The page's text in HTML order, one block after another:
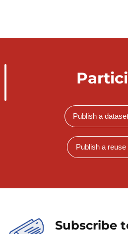
Publish a dataset
Publish a reuse
Subscribe